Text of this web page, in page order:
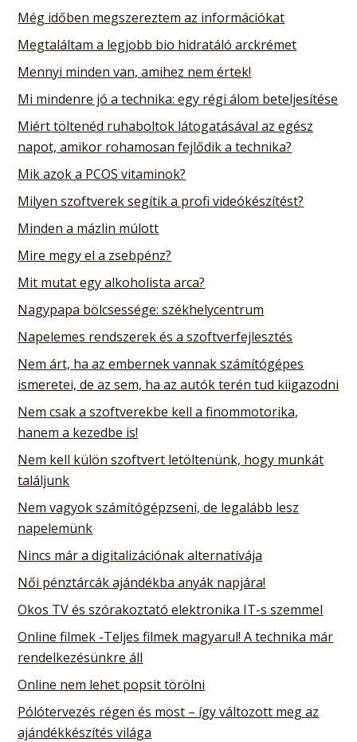
Még időben megszereztem az információkat
Megtaláltam a legjobb bio hidratáló arckrémet
Mennyi minden van, amihez nem értek!
Mi mindenre jó a technika: egy régi álom beteljesítése
Miért töltenéd ruhaboltok látogatásával az egész
napot, amikor rohamosan fejlődik a technika?
Mik azok a PCOS vitaminok?
Milyen szoftverek segítik a profi videókészítést?
Minden a mázlin múlott
Mire megy el a zsebpénz?
Mit mutat egy alkoholista arca?
Nagypapa bölcsessége: székhelycentrum
Napelemes rendszerek és a szoftverfejlesztés
Nem árt, ha az embernek vannak számítógépes
ismeretei, de az sem, ha az autók terén tud kiigazodni
Nem csak a szoftverekbe kell a finommotorika,
hanem a kezedbe is!
Nem kell külön szoftvert letöltenünk, hogy munkát
találjunk
Nem vagyok számítógépzseni, de legalább lesz
napelemünk
Nincs már a digitalizációnak alternatívája
Női pénztárcák ajándékba anyák napjára!
Okos TV és szórakoztató elektronika IT-s szemmel
Online filmek -Teljes filmek magyarul! A technika már
rendelkezésünkre áll
Online nem lehet popsit törölni
Pólótervezés régen és most – így változott meg az
ajándékkészítés világa